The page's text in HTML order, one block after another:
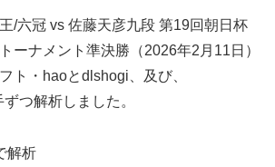
/六冠 vs 佐藤天彦九段 第19回朝日杯
ーナメント準決勝（2026年2月11日）
ト・haoとdlshogi、及び、
つ解析しました。
解析